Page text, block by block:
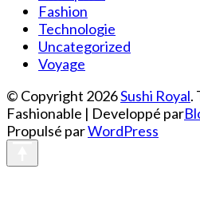
Fashion
Technologie
Uncategorized
Voyage
© Copyright 2026Sushi Royal.
Fashionable | Developpé par
Propulsé parWordPress